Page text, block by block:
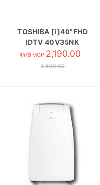
TOSHIBA [i]40"FHD
IDTV 40V35NK
特價 MOP 2,190.00
3,690.00